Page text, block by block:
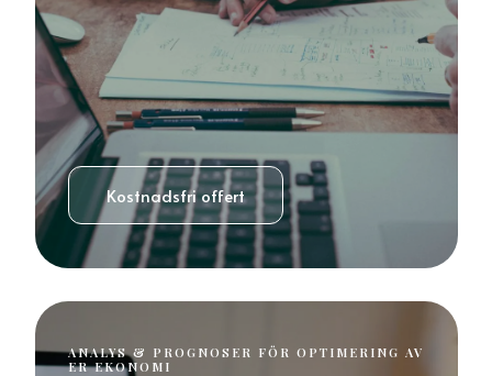
Kostnadsfri offert
ANALYS & PROGNOSER FÖR OPTIMERING AV
ER EKONOMI